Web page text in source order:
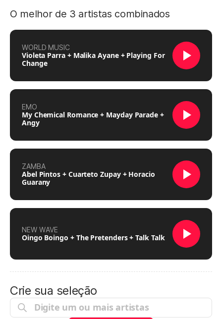
O melhor de 3 artistas combinados
WORLD MUSIC
Violeta Parra + Malika Ayane + Playing For
Change
EMO
My Chemical Romance + Mayday Parade +
Angy
ZAMBA
Abel Pintos + Cuarteto Zupay + Horacio
Guarany
NEW WAVE
Oingo Boingo + The Pretenders + Talk Talk
Crie sua seleção